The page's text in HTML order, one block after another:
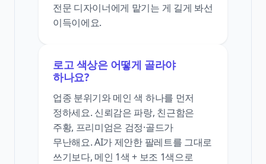
전문 디자이너에게 맡기는 게 길게 봐선
이득이에요.
로고 색상은 어떻게 골라야
하나요?
업종 분위기와 메인 색 하나를 먼저
정하세요. 신뢰감은 파랑, 친근함은
주황, 프리미엄은 검정·골드가
무난해요. AI가 제안한 팔레트를 그대로
쓰기보다, 메인 1색 + 보조 1색으로